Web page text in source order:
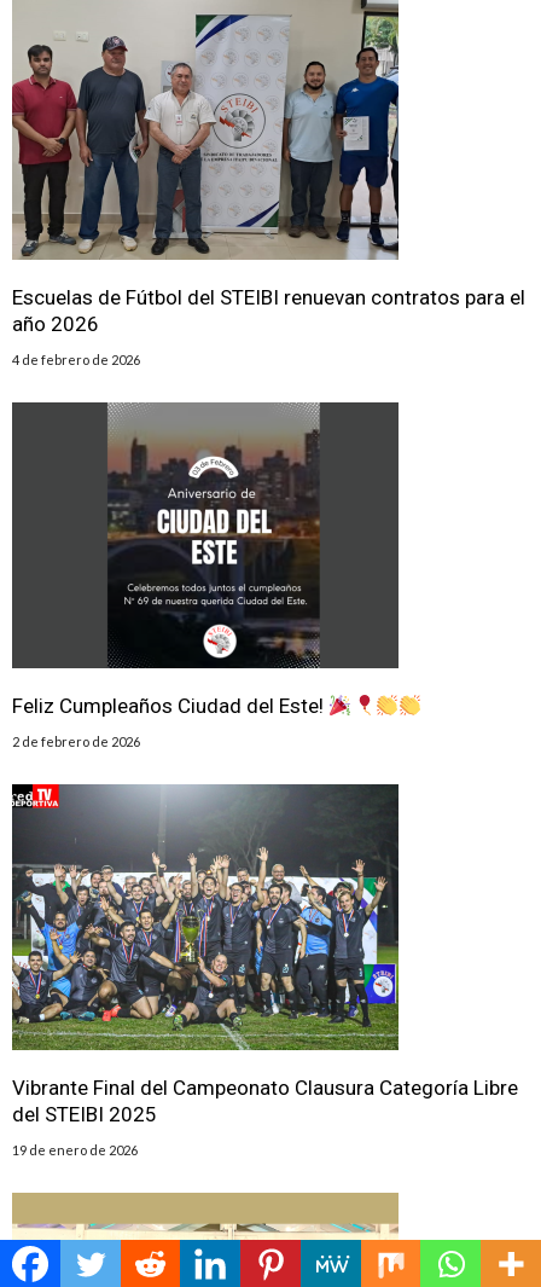
Escuelas de Fútbol del STEIBI renuevan contratos para el
año 2026
4 de febrero de 2026
Feliz Cumpleaños Ciudad del Este!
2 de febrero de 2026
️Vibrante Final del Campeonato Clausura Categoría Libre
del STEIBI 2025
19 de enero de 2026